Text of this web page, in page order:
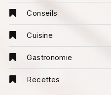
Conseils
Cuisine
Gastronomie
Recettes